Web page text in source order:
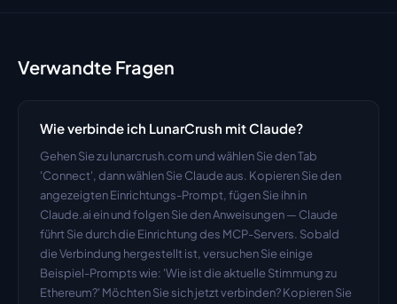
Verwandte Fragen
Wie verbinde ich LunarCrush mit Claude?
Gehen Sie zu lunarcrush.com und wählen Sie den Tab
'Connect', dann wählen Sie Claude aus. Kopieren Sie den
angezeigten Einrichtungs-Prompt, fügen Sie ihn in
Claude.ai ein und folgen Sie den Anweisungen — Claude
führt Sie durch die Einrichtung des MCP-Servers. Sobald
die Verbindung hergestellt ist, versuchen Sie einige
Beispiel-Prompts wie: 'Wie ist die aktuelle Stimmung zu
Ethereum?' Möchten Sie sich jetzt verbinden? Kopieren Sie